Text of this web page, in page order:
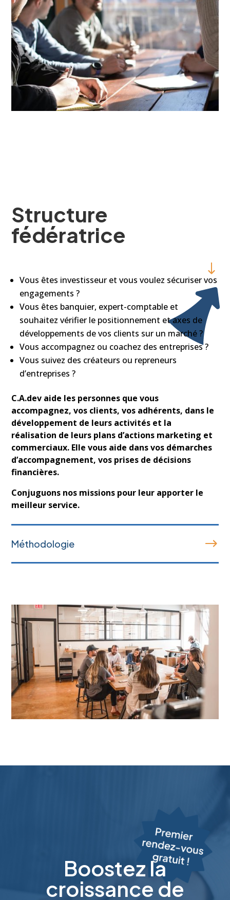
Structure
fédératrice
Vous êtes investisseur et vous voulez sécuriser vos
engagements ?
Vous êtes banquier, expert-comptable et
souhaitez vérifier le positionnement et axes de
développements de vos clients sur un marché ?
Vous accompagnez ou coachez des entreprises ?
Vous suivez des créateurs ou repreneurs
d’entreprises ?
C.A.dev aide les personnes que vous
accompagnez, vos clients, vos adhérents, dans le
développement de leurs activités et la
réalisation de leurs plans d’actions marketing et
commerciaux. Elle vous aide dans vos démarches
d’accompagnement, vos prises de décisions
financières.
Conjuguons nos missions pour leur apporter le
meilleur service.
Méthodologie
Boostez la
croissance de